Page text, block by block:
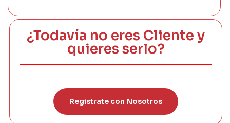
¿Todavía no eres Cliente y
quieres serlo?
Registrate con Nosotros